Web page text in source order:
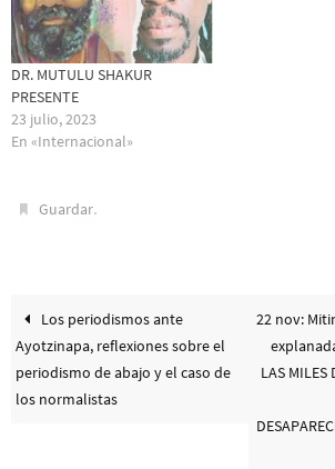
DR. MUTULU SHAKUR
PRESENTE
23 julio, 2023
En «Internacional»
Guardar.
Los periodismos ante
Ayotzinapa, reflexiones sobre el
periodismo de abajo y el caso de
los normalistas
22 nov:
LAS MILES